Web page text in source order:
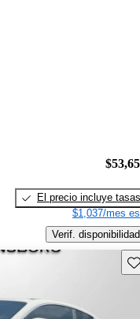
El precio incluye tasas
$1,037/mes
Verif. disponibilidad